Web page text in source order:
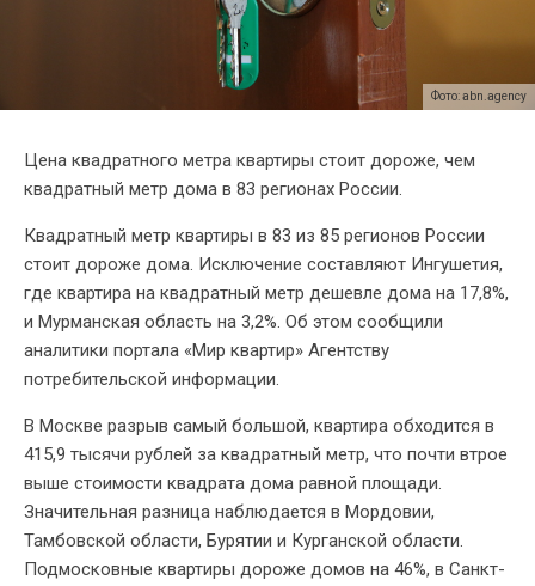
Фото: abn.agency
Цена квадратного метра квартиры стоит дороже, чем
квадратный метр дома в 83 регионах России.
Квадратный метр квартиры в 83 из 85 регионов России
стоит дороже дома. Исключение составляют Ингушетия,
где квартира на квадратный метр дешевле дома на 17,8%,
и Мурманская область на 3,2%. Об этом сообщили
аналитики портала «Мир квартир» Агентству
потребительской информации.
В Москве разрыв самый большой, квартира обходится в
415,9 тысячи рублей за квадратный метр, что почти втрое
выше стоимости квадрата дома равной площади.
Значительная разница наблюдается в Мордовии,
Тамбовской области, Бурятии и Курганской области.
Подмосковные квартиры дороже домов на 46%, в Санкт-